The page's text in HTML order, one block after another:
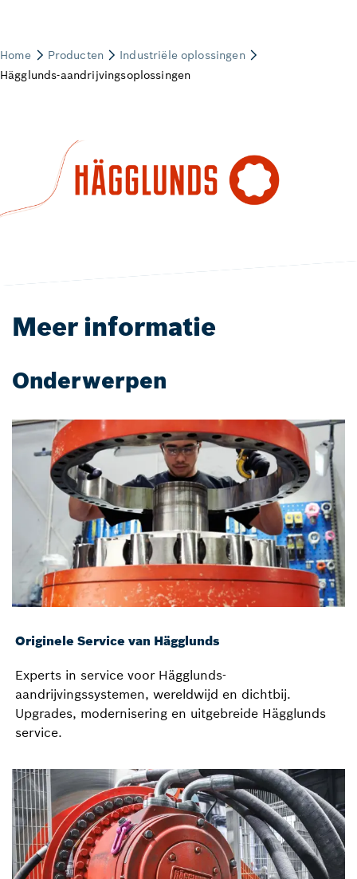
Meer informatie
Onderwerpen
Originele Service van Hägglunds
Experts in service voor Hägglunds-
aandrijvingssystemen, wereldwijd en dichtbij.
Upgrades, modernisering en uitgebreide Hägglunds
service.